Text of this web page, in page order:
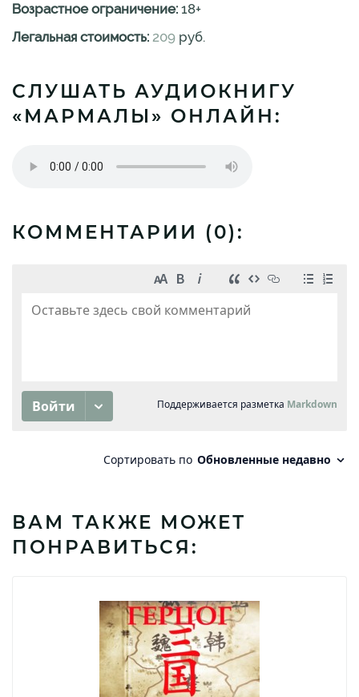
Возрастное ограничение: 18+
Легальная стоимость: 209 руб.
СЛУШАТЬ АУДИОКНИГУ
«МАРМАЛЫ» ОНЛАЙН:
КОММЕНТАРИИ (0):
ВАМ ТАКЖЕ МОЖЕТ
ПОНРАВИТЬСЯ: